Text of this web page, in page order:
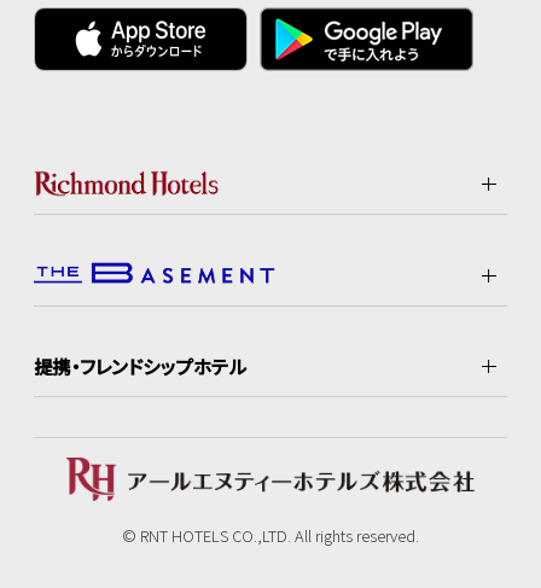
提携・フレンドシップホテル
© RNT HOTELS CO.,LTD. All rights reserved.